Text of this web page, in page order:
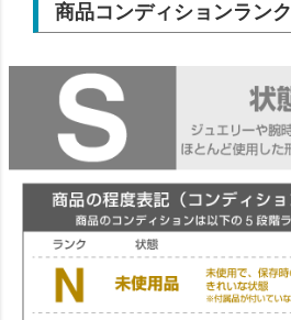
商品コンディションランク